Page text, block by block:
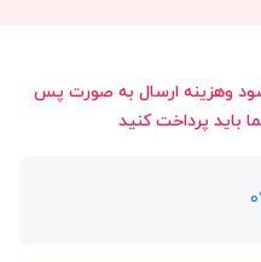
وهزینه ارسال به صورت پس
باید پرداخت کنید